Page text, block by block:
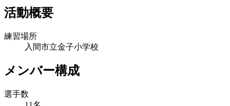
活動概要
練習場所
入間市立金子小学校
メンバー構成
選手数